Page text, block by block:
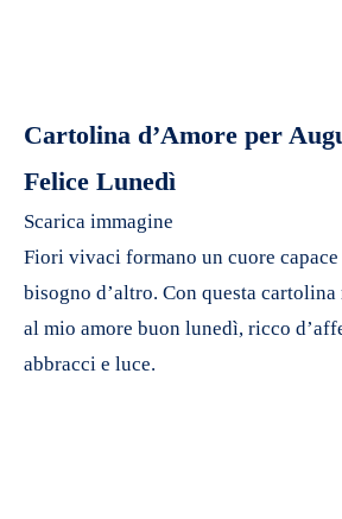
Cartolina d’Amore per
Felice Lunedì
Scarica immagine
Fiori vivaci formano un cuore
bisogno d’altro. Con questa
al mio amore buon lunedì, ricco
abbracci e luce.